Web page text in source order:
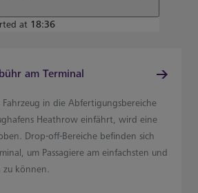
at 18:36
am Terminal
in die Abfertigungsbereiche
Heathrow einfährt, wird eine
Drop-off-Bereiche befinden sich
um Passagiere am einfachsten und
zu können.